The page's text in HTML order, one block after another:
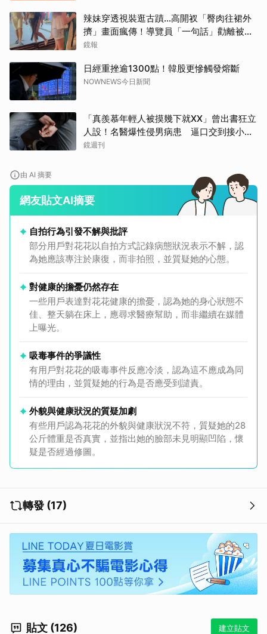
辣妹穿透視裝逛古蹟…高開衩「臀肉往裙外
擠」畫面瘋傳！導覽員「一句話」勸離被狂
讚
鏡報
日經重挫逾1300點！韓股更慘觸發熔斷
NOWNEWS今日新聞
「真羨慕年輕人被摸幾下就XX」曾出書狂立
人設！名醫爆性侵男病患 逼口交到接小孩
鬧鐘響才停
鏡週刊
由 AI 摘要
網友貼文AI摘要
自拍行為引發不解與批評
部分用戶對花花以自拍方式記錄病態狀況表示不解，認
為她應該專注於康復，而非拍照，並質疑她的心態。
對健康的擔憂仍然存在
一些用戶表達對花花健康的擔憂，認為她的身心狀態不
佳、整天躺在床上，應尋求醫療幫助，而非繼續在媒體
上曝光。
吸毒事件的爭議性
有用戶對花花的吸毒事件反應冷淡，認為這不應成為同
情的理由，並質疑她的行為是否應受到譴責。
外貌與健康狀況的質疑加劇
有些用戶認為花花的外貌與健康狀況不符，質疑她的28
公斤體重是否真實，並指出她的臉部未見明顯凹陷，懷
疑是否經過修圖。
轉發 (17)
貼文 (126) 建立貼文